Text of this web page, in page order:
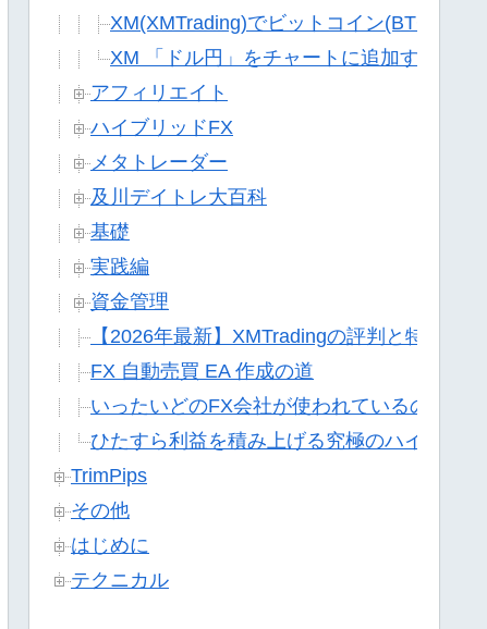
XM(XMTrading)でビットコイン(BTCUSD)
XM 「ドル円」をチャートに追加する
アフィリエイト
ハイブリッドFX
メタトレーダー
及川デイトレ大百科
基礎
実践編
資金管理
【2026年最新】XMTradingの評判と特徴：
FX 自動売買 EA 作成の道
いったいどのFX会社が使われているのか?
ひたすら利益を積み上げる究極のハイブリ
TrimPips
その他
はじめに
テクニカル